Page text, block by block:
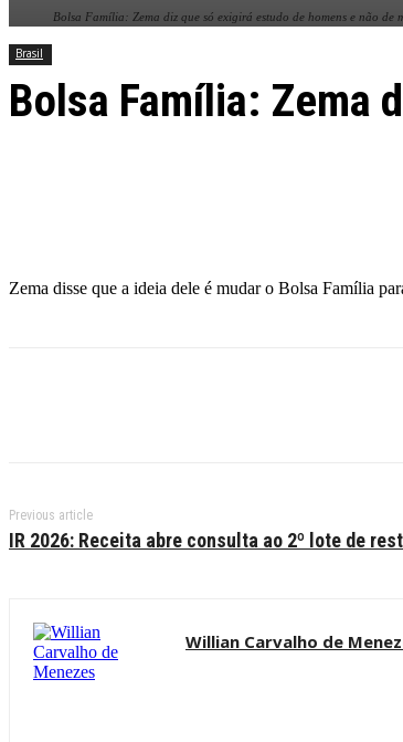
Bolsa Família: Zema diz que só exigirá estudo de homens e não de
Brasil
Bolsa Família: Zema
Zema disse que a ideia dele é mudar o Bolsa Família
Previous article
IR 2026: Receita abre consulta ao 2º lote de
Willian Carvalho de